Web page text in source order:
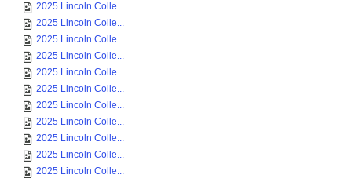
2025 Lincoln Colle...
2025 Lincoln Colle...
2025 Lincoln Colle...
2025 Lincoln Colle...
2025 Lincoln Colle...
2025 Lincoln Colle...
2025 Lincoln Colle...
2025 Lincoln Colle...
2025 Lincoln Colle...
2025 Lincoln Colle...
2025 Lincoln Colle...